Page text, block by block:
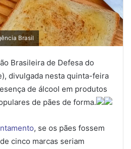
Brasil
Brasileira de Defesa do
divulgada nesta quinta-feira
de álcool em produtos
de pães de forma.
, se os pães fossem
cinco marcas seriam